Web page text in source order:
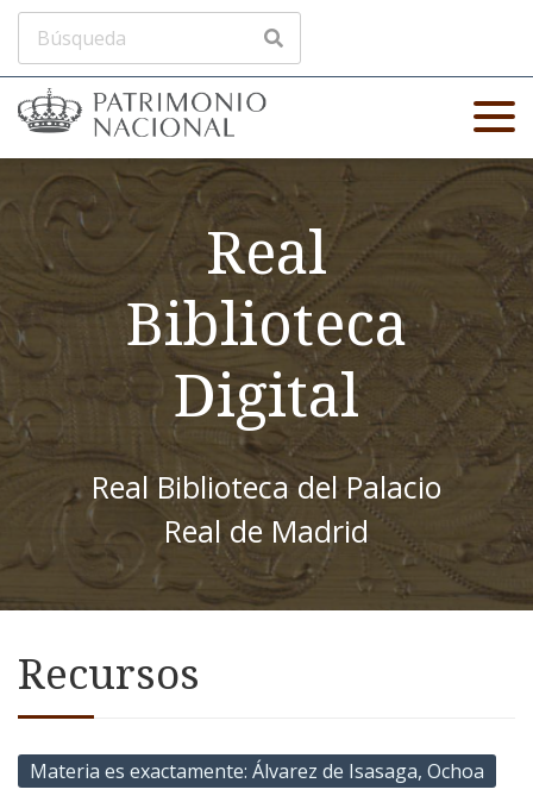
Real
Biblioteca
Digital
Real Biblioteca del Palacio
Real de Madrid
Recursos
Materia es exactamente Álvarez de Isasaga, Ochoa